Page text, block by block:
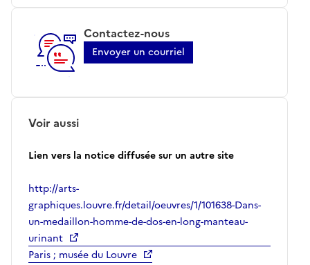
Contactez-nous
Envoyer un courriel
Voir aussi
Lien vers la notice diffusée sur un autre site
http://arts-
graphiques.louvre.fr/detail/oeuvres/1/101638-Dans-
un-medaillon-homme-de-dos-en-long-manteau-
urinant
Paris ; musée du Louvre